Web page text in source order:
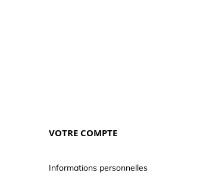
VOTRE COMPTE
Informations personnelles